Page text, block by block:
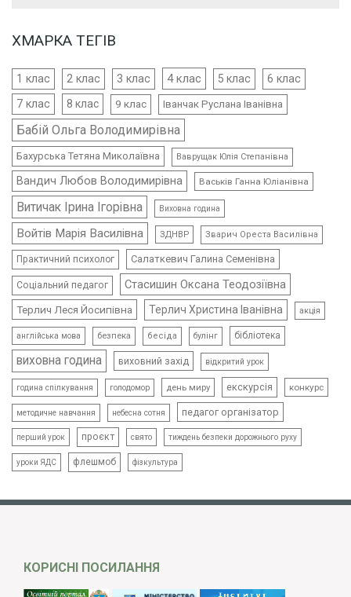
ХМАРКА ТЕГІВ
1 клас 2 клас 3 клас 4 клас 5 клас 6 клас
7 клас 8 клас 9 клас Іванчак Руслана Іванівна
Бабій Ольга Володимирівна
Бахурська Тетяна Миколаївна Ваврущак Юлія Степанівна
Вандич Любов Володимирівна Васьків Ганна Юліанівна
Витичак Ірина Ігорівна Виховна година
Войтів Марія Василівна ЗДНВР Зварич Ореста Василівна
Практичний психолог Салаткевич Галина Семенівна
Соціальний педагог Стасишин Оксана Теодозіївна
Терлич Леся Йосипівна Терлич Христина Іванівна акція
англійська мова безпека бесіда булінг бібліотека
виховна година виховний захід відкритий урок
година спілкування голодомор день миру екскурсія конкурс
методичне навчання небесна сотня педагог організатор
перший урок проєкт свято тиждень безпеки дорожнього руху
уроки ЯДС флешмоб фізкультура
КОРИСНІ ПОСИЛАННЯ